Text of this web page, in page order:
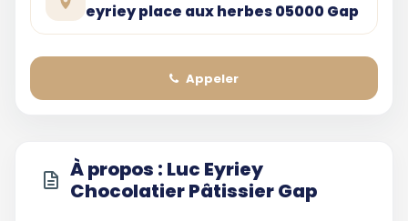
eyriey place aux herbes 05000 Gap
Appeler
À propos : Luc Eyriey
Chocolatier Pâtissier Gap